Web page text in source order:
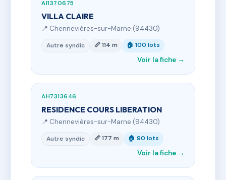
AI1370675
VILLA CLAIRE
📍 Chennevières-sur-Marne (94430)
Autre syndic 📏 114 m 🏠 100 lots
Voir la fiche →
AH7313646
RESIDENCE COURS LIBERATION
📍 Chennevières-sur-Marne (94430)
Autre syndic 📏 177 m 🏠 90 lots
Voir la fiche →